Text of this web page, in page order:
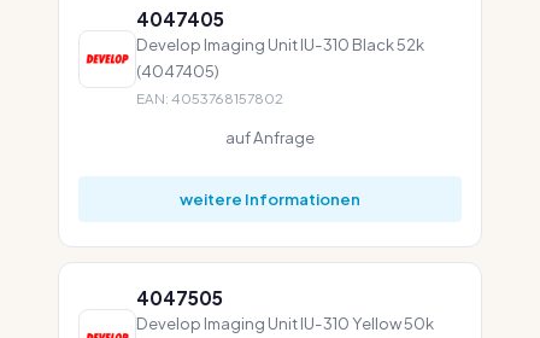
4047405
Develop Imaging Unit IU-310 Black 52k
(4047405)
EAN: 4053768157802
auf Anfrage
weitere Informationen
4047505
Develop Imaging Unit IU-310 Yellow 50k